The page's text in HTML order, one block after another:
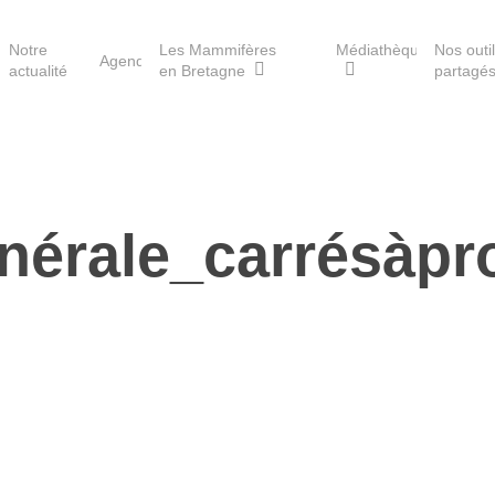
Les Havres de paix pour la
loutre
Notre
actualité
Agenda
Les Mammifères
en Bretagne
Médiathèque
Nos
partagés